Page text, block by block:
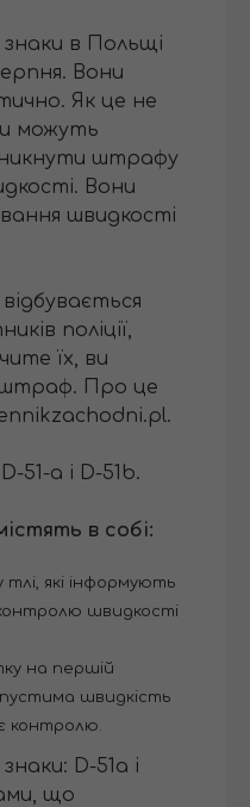
в Польщі
Вони
Як це не
можуть
штрафу
Вони
швидкості
поліції,
їх, ви
Про це
51-a і D-51b.
в собі:
які інформують
швидкості
на першій
швидкість
контролю.
D-51a і
що